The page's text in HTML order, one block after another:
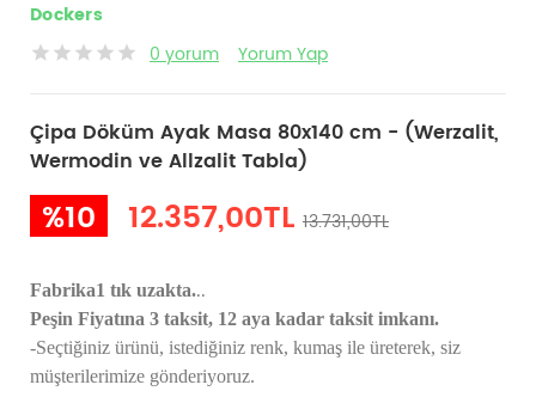
Dockers
0 yorum
Yorum Yap
Çipa Döküm Ayak Masa 80x140 cm - (Werzalit,
Wermodin ve Allzalit Tabla)
%10 12.357,00TL 13.731,00TL
Fabrika1 tık uzakta...
Peşin Fiyatına 3 taksit, 12 aya kadar taksit imkanı.
-Seçtiğiniz ürünü, istediğiniz renk, kumaş ile üreterek, siz
müşterilerimize gönderiyoruz.